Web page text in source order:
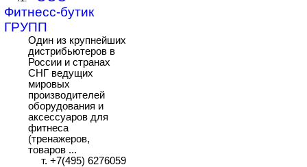
Фитнесс-бутик
ГРУПП
Один из крупнейших
дистрибьютеров в
России и странах
СНГ ведущих
мировых
производителей
оборудования и
аксессуаров для
фитнеса
(тренажеров,
товаров ...
т. +7(495) 6276059